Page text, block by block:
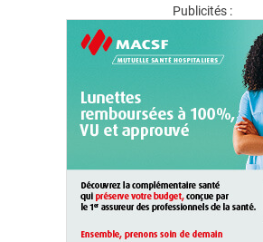
Publicités :